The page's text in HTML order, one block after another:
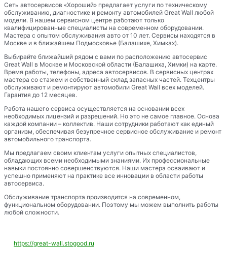
Сеть автосервисов «Хороший» предлагает услуги по техническому
обслуживанию, диагностике и ремонту автомобилей Great Wall любой
модели. В нашем сервисном центре работают только
квалифицированные специалисты на современном оборудовании.
Мастера с опытом обслуживания авто от 10 лет. Сервисы находятся в
Москве и в ближайшем Подмосковье (Балашихе, Химках).
Выбирайте ближайший рядом с вами по расположению автосервис
Great Wall в Москве и Московской области (Балашиха, Химки) на карте.
Время работы, телефоны, адреса автосервисов. В сервисных центрах
мастера со стажем и собственный склад запасных частей. Техцентры
обслуживают и ремонтируют автомобили Great Wall всех моделей.
Гарантия до 12 месяцев.
Работа нашего сервиса осуществляется на основании всех
необходимых лицензий и разрешений. Но это не самое главное. Основа
каждой компании – коллектив. Наши сотрудники работают как единый
организм, обеспечивая безупречное сервисное обслуживание и ремонт
автомобильного транспорта.
Мы предлагаем своим клиентам услуги опытных специалистов,
обладающих всеми необходимыми знаниями. Их профессиональные
навыки постоянно совершенствуются. Наши мастера осваивают и
успешно применяют на практике все инновации в области работы
автосервиса.
Обслуживание транспорта производится на современном,
функциональном оборудовании. Поэтому мы можем выполнить работы
любой сложности.
https://great-wall.stogood.ru